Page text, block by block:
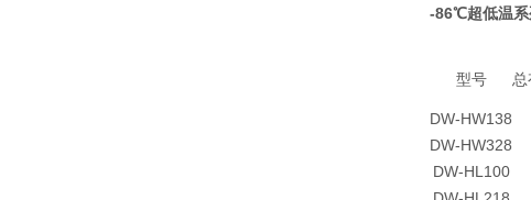
-86℃超低温系
型号
DW-HW138
DW-HW328
DW-HL100